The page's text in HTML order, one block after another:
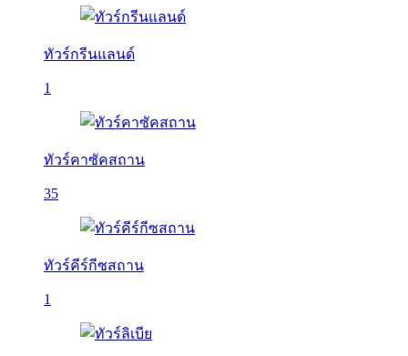
ทัวร์กรีนแลนด์
1
ทัวร์คาซัคสถาน
35
ทัวร์คีร์กีซสถาน
1